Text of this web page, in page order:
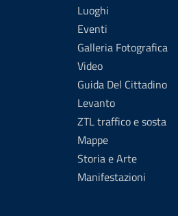
Luoghi
Eventi
Galleria Fotografica
Video
Guida Del Cittadino
Levanto
ZTL traffico e sosta
Mappe
Storia e Arte
Manifestazioni